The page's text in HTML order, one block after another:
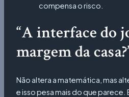
compensa o risco.
“A interface do
margem da
Não altera a matemática, mas
e isso pesa mais do que